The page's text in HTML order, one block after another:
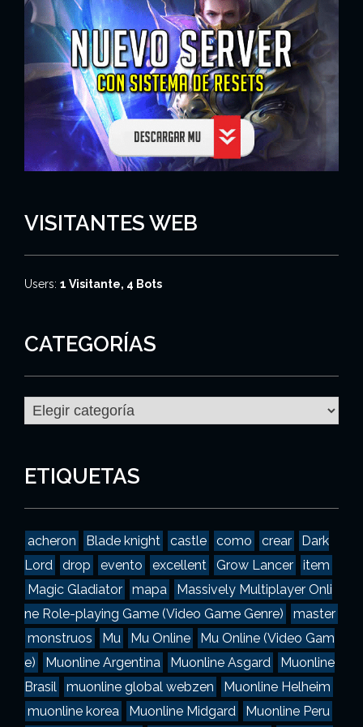
VISITANTES WEB
Users: 1 Visitante, 4 Bots
CATEGORÍAS
g
o
a
s
ETIQUETAS
acheron Blade knight castle como crear
Dark
Lord
drop evento excellent Grow Lancer
item
Magic Gladiator
mapa
Massively Multiplayer Onli
ne Role-playing Game (Video Game Genre)
master
monstruos
Mu Mu Online
Mu Online (Video Gam
e)
Muonline Argentina Muonline Asgard
Muonline
Brasil
muonline global webzen
Muonline Helheim
muonline korea
Muonline Midgard Muonline Peru